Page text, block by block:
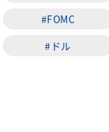
#FOMC
#ドル